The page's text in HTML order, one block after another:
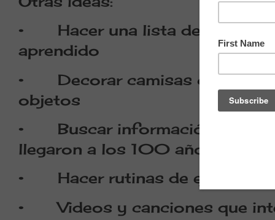
•
Hacer una lista de 100
aprendido
•
Decorar camisas con el
objetos
•
Buscar información sobre
llegaron a los 100 años
•
Hacer rutinas de
•
Videos y canciones que